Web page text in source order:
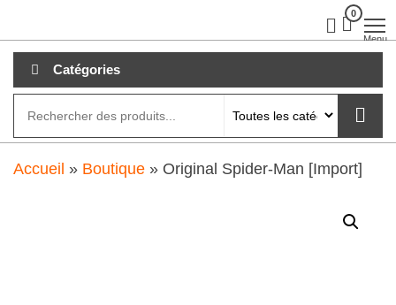
au
contenu
0
Menu
Catégories
Accueil » Boutique » Original Spider-Man [Import]